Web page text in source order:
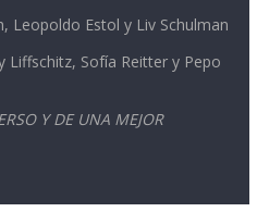
Leopoldo Estol y Liv Schulman
Liffschitz, Sofía Reitter y Pepo
Y DE UNA MEJOR